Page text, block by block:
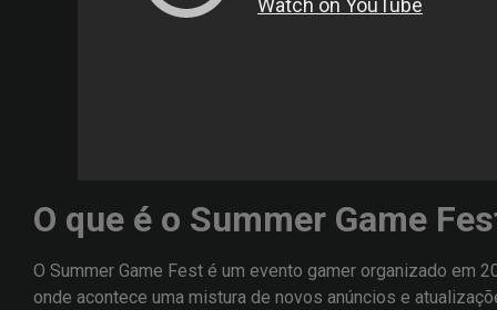
O que é o Summer Game
O Summer Game Fest é um evento gamer organizado em
onde acontece uma mistura de novos anúncios e